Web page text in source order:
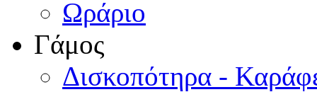
Ωράριο
Γάμος
Δισκοπότηρα -